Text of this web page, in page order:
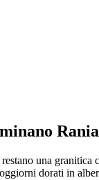
restano una granitica
dorati in